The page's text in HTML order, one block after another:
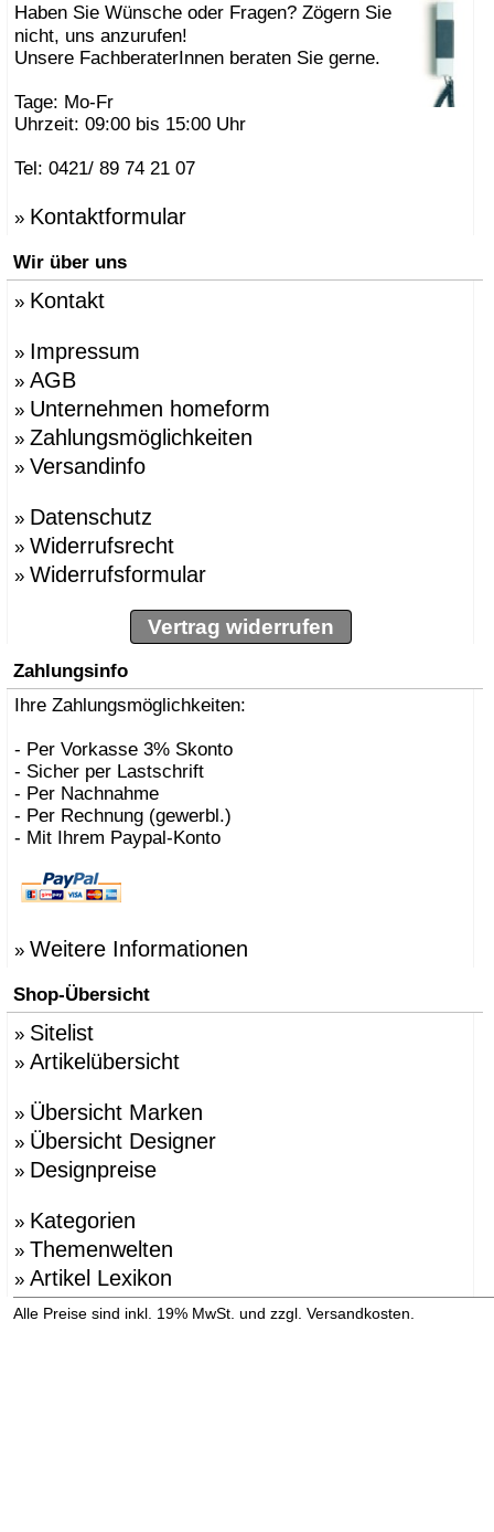
Haben Sie Wünsche oder Fragen? Zögern Sie
nicht, uns anzurufen!
Unsere FachberaterInnen beraten Sie gerne.
Tage: Mo-Fr
Uhrzeit: 09:00 bis 15:00 Uhr
Tel: 0421/ 89 74 21 07
» Kontaktformular
Wir über uns
» Kontakt
» Impressum
» AGB
» Unternehmen homeform
» Zahlungsmöglichkeiten
» Versandinfo
» Datenschutz
» Widerrufsrecht
» Widerrufsformular
Vertrag widerrufen
Zahlungsinfo
Ihre Zahlungsmöglichkeiten:
- Per Vorkasse 3% Skonto
- Sicher per Lastschrift
- Per Nachnahme
- Per Rechnung (gewerbl.)
- Mit Ihrem Paypal-Konto
» Weitere Informationen
Shop-Übersicht
» Sitelist
» Artikelübersicht
» Übersicht Marken
» Übersicht Designer
» Designpreise
» Kategorien
» Themenwelten
» Artikel Lexikon
Alle Preise sind inkl. 19% MwSt. und zzgl. Versandkosten.